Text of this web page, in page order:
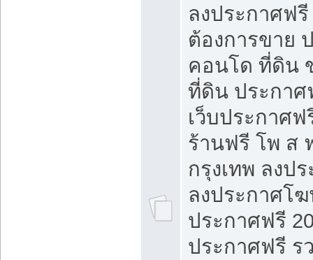
ลงประกาศฟ
ต้องการขาย
คอนโด ที่ดิน
ที่ดิน ประกา
เว็บประกาศ
ร้านฟรี โพ ส
กรุงเทพ ลงป
ลงประกาศโ
ประกาศฟรี
ประกาศฟรี ร